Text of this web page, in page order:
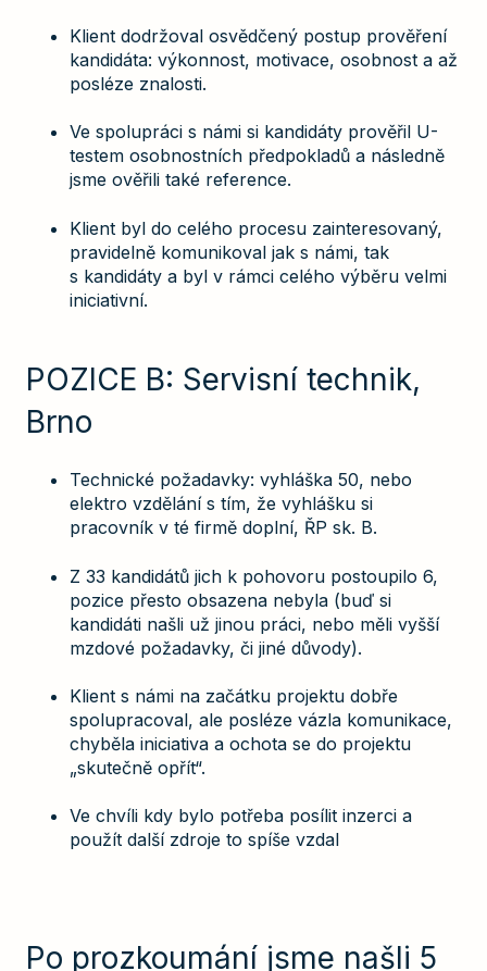
Klient dodržoval osvědčený postup prověření
kandidáta: výkonnost, motivace, osobnost a až
posléze znalosti.
Ve spolupráci s námi si kandidáty prověřil U-
testem osobnostních předpokladů a následně
jsme ověřili také reference.
Klient byl do celého procesu zainteresovaný,
pravidelně komunikoval jak s námi, tak
s kandidáty a byl v rámci celého výběru velmi
iniciativní.
POZICE B: Servisní technik,
Brno
Technické požadavky: vyhláška 50, nebo
elektro vzdělání s tím, že vyhlášku si
pracovník v té firmě doplní, ŘP sk. B.
Z 33 kandidátů jich k pohovoru postoupilo 6,
pozice přesto obsazena nebyla (buď si
kandidáti našli už jinou práci, nebo měli vyšší
mzdové požadavky, či jiné důvody).
Klient s námi na začátku projektu dobře
spolupracoval, ale posléze vázla komunikace,
chyběla iniciativa a ochota se do projektu
„skutečně opřít“.
Ve chvíli kdy bylo potřeba posílit inzerci a
použít další zdroje to spíše vzdal
Po prozkoumání jsme našli 5